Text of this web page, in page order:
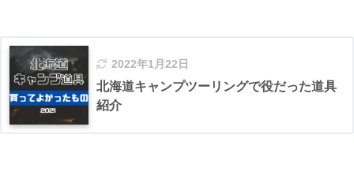
2022年1月22日
北海道キャンプツーリングで役だった道具
紹介